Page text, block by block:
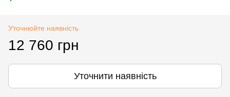
Уточнюйте наявність
12 760 грн
Уточнити наявність